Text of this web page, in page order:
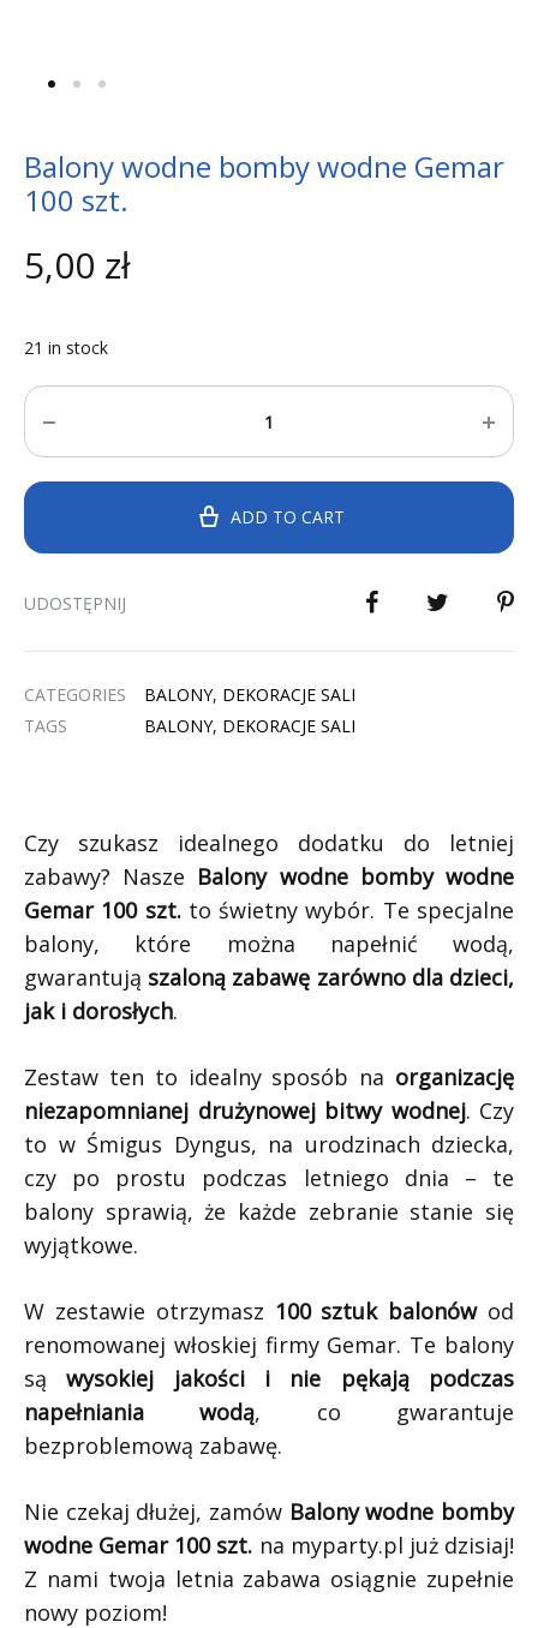
Balony wodne bomby wodne Gemar
100 szt.
5,00 zł
21 in stock
Quantity
ADD TO CART
UDOSTĘPNIJ
CATEGORIES BALONY, DEKORACJE SALI
TAGS
BALONY, DEKORACJE SALI
Czy szukasz idealnego dodatku do letniej
zabawy? Nasze Balony wodne bomby wodne
Gemar 100 szt.to świetny wybór. Te specjalne
balony, które można napełnić wodą,
gwarantują szaloną zabawę zarówno dla dzieci,
jak i dorosłych.
Zestaw ten to idealny sposób na organizację
niezapomnianej drużynowej bitwy wodnej. Czy
to w Śmigus Dyngus, na urodzinach dziecka,
czy po prostu podczas letniego dnia – te
balony sprawią, że każde zebranie stanie się
wyjątkowe.
W zestawie otrzymasz 100 sztuk balonówod
renomowanej włoskiej firmy Gemar. Te balony
sąwysokiej jakości i nie pękają podczas
napełniania wodą, co gwarantuje
bezproblemową zabawę.
Nie czekaj dłużej, zamów Balony wodne bomby
wodne Gemar 100 szt. na myparty.pl już dzisiaj!
Z nami twoja letnia zabawa osiągnie zupełnie
nowy poziom!